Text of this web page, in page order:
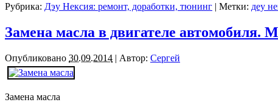
Рубрика: Дэу Нексия: ремонт, доработки, тюнинг | Метки: деу
Замена масла в двигателе автомобиля.
Опубликовано 30.09.2014 | Автор: Сергей
Замена масла